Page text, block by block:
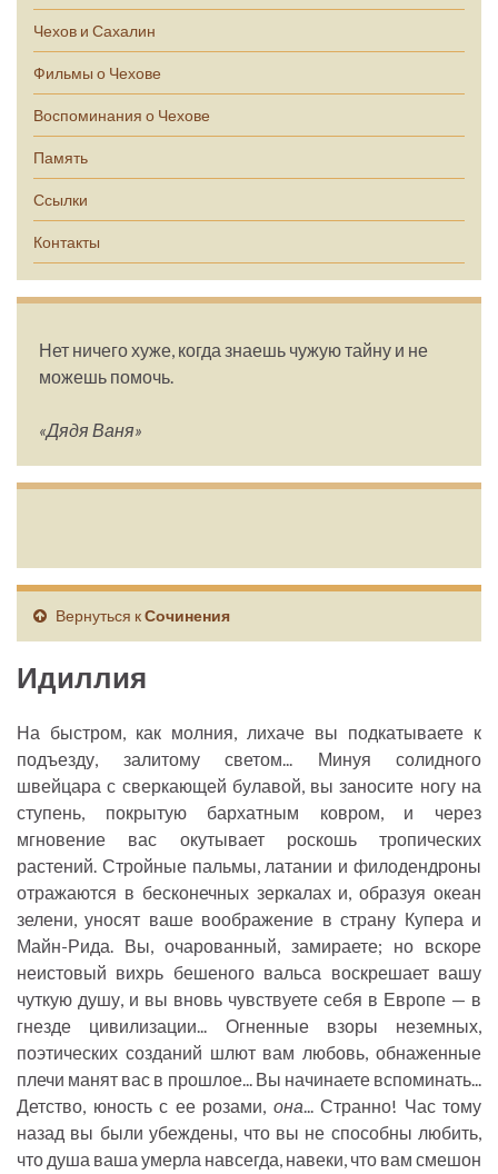
Чехов и Сахалин
Фильмы о Чехове
Воспоминания о Чехове
Память
Ссылки
Контакты
Нет ничего хуже, когда знаешь чужую тайну и не
можешь помочь.
«Дядя Ваня»
Вернуться кСочинения
Идиллия
На быстром, как молния, лихаче вы подкатываете к
подъезду, залитому светом... Минуя солидного
швейцара с сверкающей булавой, вы заносите ногу на
ступень, покрытую бархатным ковром, и через
мгновение вас окутывает роскошь тропических
растений. Стройные пальмы, латании и филодендроны
отражаются в бесконечных зеркалах и, образуя океан
зелени, уносят ваше воображение в страну Купера и
Майн-Рида. Вы, очарованный, замираете; но вскоре
неистовый вихрь бешеного вальса воскрешает вашу
чуткую душу, и вы вновь чувствуете себя в Европе — в
гнезде цивилизации... Огненные взоры неземных,
поэтических созданий шлют вам любовь, обнаженные
плечи манят вас в прошлое... Вы начинаете вспоминать...
Детство, юность с ее розами, она... Странно! Час тому
назад вы были убеждены, что вы не способны любить,
что душа ваша умерла навсегда, навеки, что вам смешон